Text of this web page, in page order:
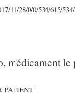
11/28/0/0/534/615/
médicament le
PATIENT